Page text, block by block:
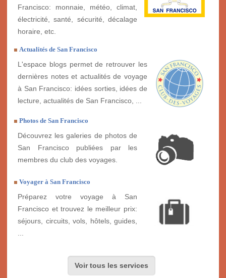
Francisco: monnaie, météo, climat,
électricité, santé, sécurité, décalage
horaire, etc.
Actualités de San Francisco
L'espace blogs permet de retrouver les
dernières notes et actualités de voyage
à San Francisco: idées sorties, idées de
lecture, actualités de San Francisco, ...
Photos de San Francisco
Découvrez les galeries de photos de
San Francisco publiées par les
membres du club des voyages.
Voyager à San Francisco
Préparez votre voyage à San
Francisco et trouvez le meilleur prix:
séjours, circuits, vols, hôtels, guides,
Voir tous les services